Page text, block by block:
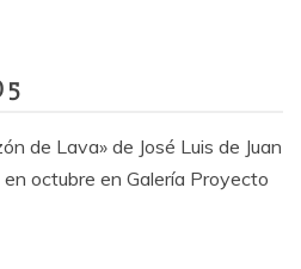
5
de Lava» de José Luis de Juan
octubre en Galería Proyecto